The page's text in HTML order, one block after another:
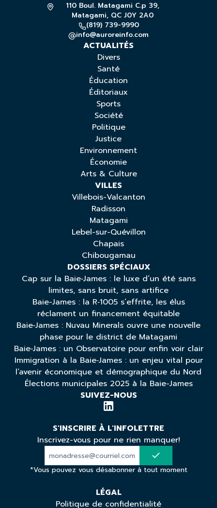
110 Boul. Matagami C.p 39,
Matagami, QC J0Y 2A0
(819) 739-9990
info@auroreinfo.com
ACTUALITÉS
Divers
Santé
Éducation
Éditoriaux
Sports
Société
Politique
Justice
Environnement
Économie
Arts & Culture
VILLES
Villebois-Valcanton
Radisson
Matagami
Lebel-sur-Quévillon
Chapais
Chibougamau
DOSSIERS SPÉCIAUX
Cap sur la Baie‑James : le luxe d’un été sans
limites, sans bruit, sans artifice
Baie-James : la R‑1005 s’effrite, les élus
réclament un financement équitable
Baie‑James : Nuvau Minerals ouvre une nouvelle
phase pour le district de Matagami
Baie‑James : un Observatoire pour enfin voir clair
Immigration à la Baie‑James : un enjeu vital pour
l’avenir économique et démographique du Nord
Élections municipales 2025 à la Baie-James
SUIVEZ-NOUS
S'INSCRIRE À L'INFOLETTRE
Inscrivez-vous pour ne rien manquer!
*Vous pouvez vous désabonner à tout moment
LÉGAL
Politique de confidentialité